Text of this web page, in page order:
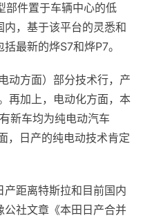
部件置于车辆中心的低
，基于该平台的灵悉和
最新的烨S7和烨P7。
动方面）部分技术行，产
再加上，电动化方面，本
新车均为纯电动汽车
，日产的纯电动技术肯定
产距离特斯拉和目前国内
社文章《本田日产合并